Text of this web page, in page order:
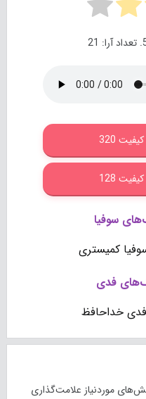
21
320
128
سوفیا
کمیستری
فدی
خداحافظ
موردنیاز علامت‌گذاری